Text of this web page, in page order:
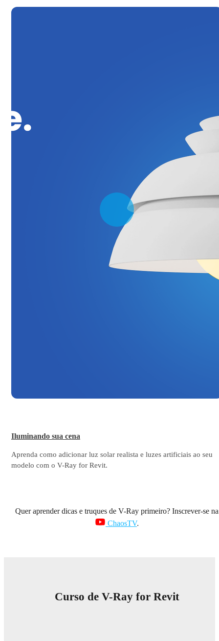
Iluminando sua cena
Aprenda como adicionar luz solar realista e luzes artificiais ao seu
modelo com o V-Ray for Revit.
Quer aprender dicas e truques de V-Ray primeiro? Inscrever-se na
ChaosTV.
Curso de V-Ray for Revit